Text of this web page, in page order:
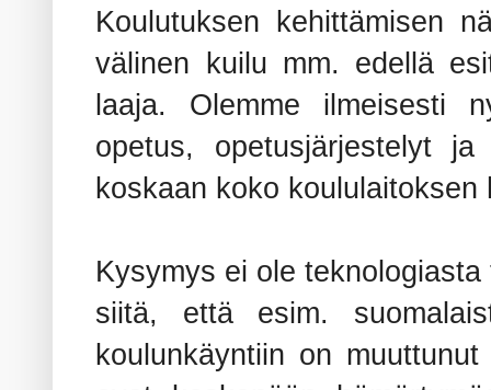
Koulutuksen kehittämisen
välinen kuilu mm. edellä
laaja. Olemme ilmeisesti
opetus, opetusjärjestelyt
koskaan koko
Kysymys ei ole
siitä, että esim.
koulunkäyntiin on